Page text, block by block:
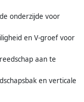
onderzijde voor
en V-groef voor
aan te
en verticale